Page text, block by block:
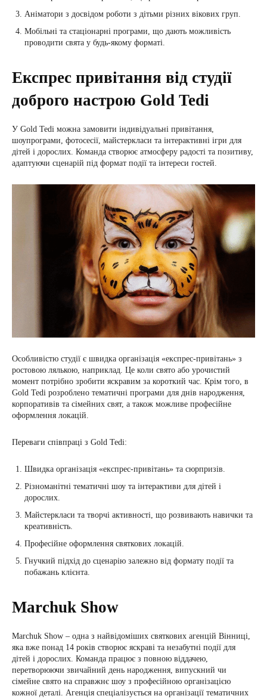
Аніматори з досвідом роботи з дітьми різних вікових груп.
Мобільні та стаціонарні програми, що дають можливість
проводити свята у будь-якому форматі.
Експрес привітання від студії
доброго настрою Gold Tedi
У Gold Tedi можна замовити індивідуальні привітання,
шоупрограми, фотосесії, майстеркласи та інтерактивні ігри для
дітей і дорослих. Команда створює атмосферу радості та позитиву,
адаптуючи сценарій під формат події та інтереси гостей.
Особливістю студії є швидка організація «експрес-привітань» з
ростовою лялькою, наприклад. Це коли свято або урочистий
момент потрібно зробити яскравим за короткий час. Крім того, в
Gold Tedi розроблено тематичні програми для днів народження,
корпоративів та сімейних свят, а також можливе професійне
оформлення локацій.
Переваги співпраці з Gold Tedi:
Швидка організація «експрес-привітань» та сюрпризів.
Різноманітні тематичні шоу та інтерактиви для дітей і
дорослих.
Майстеркласи та творчі активності, що розвивають навички та
креативність.
Професійне оформлення святкових локацій.
Гнучкий підхід до сценарію залежно від формату події та
побажань клієнта.
Marchuk Show
Marchuk Show – одна з найвідоміших святкових агенцій Вінниці,
яка вже понад 14 років створює яскраві та незабутні події для
дітей і дорослих. Команда працює з повною віддачею,
перетворюючи звичайний день народження, випускний чи
сімейне свято на справжнє шоу з професійною організацією
кожної деталі. Агенція спеціалізується на організації тематичних